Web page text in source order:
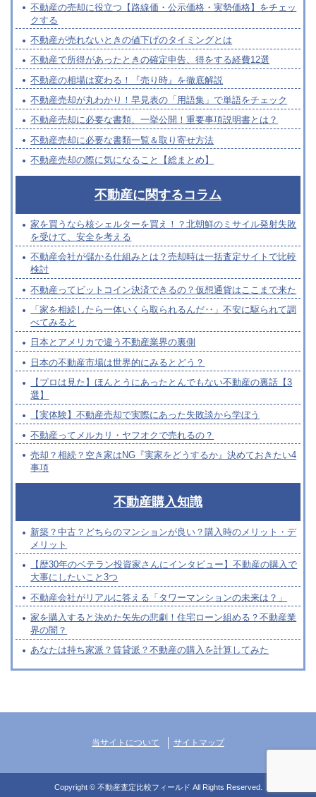
不動産の売却に役立つ【路線価・公示価格・実勢価格】をチェッ
クする
不動産が売れないときの値下げのタイミングとは
不動産で所得があったときの確定申告、得をする経費12選
不動産の相場は変わる！『売り時』を徹底解説
不動産売却が丸わかり！早見表の「用語集」で単語をチェック
不動産売却に必要な書類、一挙公開！重要事項説明書とは？
不動産売却に必要な書類一覧＆取り寄せ方法
不動産売却の際に気になること【総まとめ】
不動産に関するコラム
家を買うなら核シェルターを買え！？北朝鮮のミサイル発射失敗
を受けて、安全を考える
不動産会社が儲かる仕組みとは？売却時は一括査定サイトで比較
検討
不動産ってビットコイン決済できるの？仮想通貨はここまで来た
「家を相続したら一体いくら取られるんだ‥」不安に駆られて調
べてみると
日本とアメリカで違う不動産業界の裏側
日本の不動産市場は世界的にみるとどう？
【プロは見た】ほんとうにあったとんでもない不動産の裏話【3
選】
【実体験】不動産売却で実際にあった失敗談から学ぼう
不動産ってメルカリ・ヤフオクで売れるの？
売却？相続？空き家はNG『実家をどうするか』決めておきたい4
事項
不動産購入知識
新築？中古？どちらのマンションが良い？購入時のメリット・デ
メリット
【歴30年のベテラン投資家さんにインタビュー】不動産の購入で
大事にしたいこと3つ
不動産会社がリアルに答える「タワーマンションの未来は？」
家を購入すると決めた矢先の悲劇！住宅ローン組める？不動産業
界の闇？
あなたは持ち家派？賃貸派？不動産の購入を計算してみた
当サイトについて サイトマップ
Copyright © 不動産査定比較フィールド All Rights Reserved.